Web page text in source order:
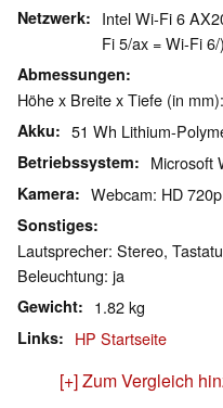
Netzwerk
Intel Wi-Fi 6
Fi 5/ax = Wi-Fi
Abmessungen
Höhe x Breite x Tiefe (in
Akku 51 Wh Lithium-
Betriebssystem Microsoft
Kamera Webcam: HD 720p
Sonstiges
Lautsprecher: Stereo,
Beleuchtung: ja
Gewicht 1.82 kg
Links HP Startseite
[+] Zum Vergleich